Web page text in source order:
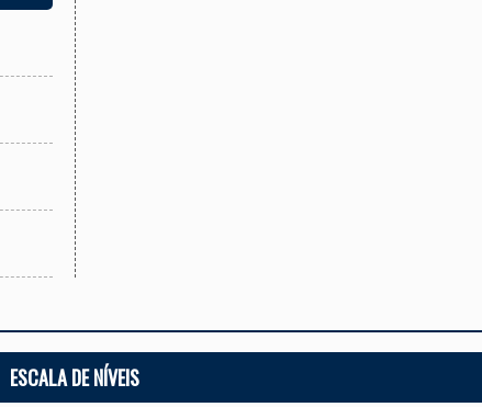
ESCALA DE NÍVEIS